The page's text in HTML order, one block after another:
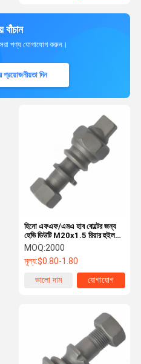
পণ্য যোগাযোগ করুন।
দিন
হিনো এফএফ/এমএ হাব বোল্টের জন্য
হেভি ডিউটি M20x1.5 রিয়ার হুইল
বোল্ট, হিনো ট্রাকের জন্য
MOQ:2000
মূল্য:$0.80-1.80
ভালো দাম
যোগাযোগ